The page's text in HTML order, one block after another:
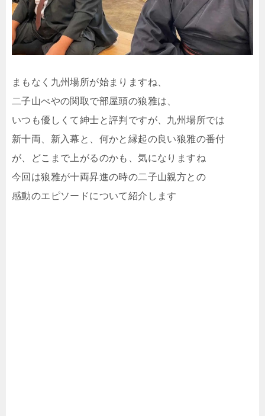
まもなく九州場所が始まりますね、
二子山べやの関取で部屋頭の狼雅は、
いつも優しくて紳士と評判ですが、九州場所では
新十両、新入幕と、何かと縁起の良い狼雅の番付
が、どこまで上がるのかも、気になりますね
今回は狼雅が十両昇進の時の二子山親方との
感動のエピソードについて紹介します